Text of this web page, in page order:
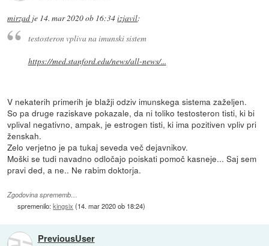
mirzad je 14. mar 2020 ob 16:34izjavil:
testosteron vpliva na imunski sistem
https://med.stanford.edu/news/all-news/...
V nekaterih primerih je blažji odziv imunskega sistema zaželjen.
So pa druge raziskave pokazale, da ni toliko testosteron tisti, ki bi
vplival negativno, ampak, je estrogen tisti, ki ima pozitiven vpliv pri
ženskah.
Zelo verjetno je pa tukaj seveda več dejavnikov.
Moški se tudi navadno odločajo poiskati pomoč kasneje... Saj sem
pravi ded, a ne.. Ne rabim doktorja.
Zgodovina sprememb…
spremenilo:kingsix (14. mar 2020 ob 18:24)
PreviousUser